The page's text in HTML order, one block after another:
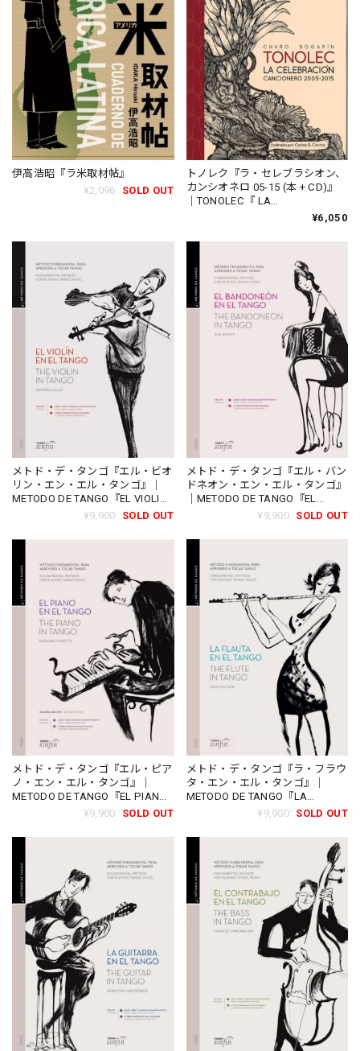
伊高浩昭『ラ米取材帖』
¥2,096
SOLD OUT
トノレク『ラ・セレブラシオン、
カンシオネロ 05-15 (本 + CD)』
｜TONOLEC『 LA
CELEBRACION,CANCIONERO
383885）_QTAR_
¥6,050
メトド・デ・タンゴ『エル・ビオ
リン・エン・エル・タンゴ』｜
METODO DE TANGO『EL VIOLIN
EN EL TANGO』（TSF-1701）
¥9,900 SOLD OUT
メトド・デ・タンゴ『エル・バン
ドネオン・エン・エル・タンゴ』
｜METODO DE TANGO『EL
BANDONEON EN EL TANGO』
¥9,900 SOLD OUT
メトド・デ・タンゴ『エル・ピア
ノ・エン・エル・タンゴ』｜
METODO DE TANGO『EL PIANO
EN EL TANGO』（TSF-1802）
¥9,900 SOLD OUT
メトド・デ・タンゴ『ラ・フラウ
タ・エン・エル・タンゴ』｜
METODO DE TANGO『LA
FLAUTA EN EL TANGO』（SY-
¥9,900 SOLD OUT